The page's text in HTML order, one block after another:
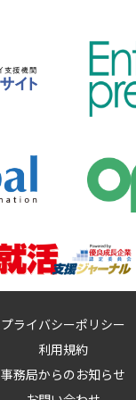
プライバシーポリシー
利用規約
事務局からのお知らせ